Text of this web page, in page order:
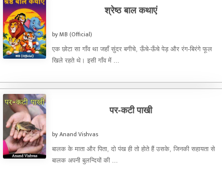
श्रेष्ठ बाल कथाएं
by MB (Official)
एक छोटा सा गाँव था जहाँ सुंदर बगीचे, ऊँचे-ऊँचे पेड़ और रंग-बिरंगे फूल
खिले रहते थे। इसी गाँव में ...
पर-कटी पाखी
by Anand Vishvas
बालक के माता और पिता, दो पंख ही तो होते हैं उसके, जिनकी सहायता से
बालक अपनी बुलन्दियों की ...